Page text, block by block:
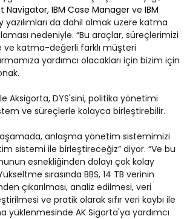
Navigator, IBM Case Managerve IBM
yazılımları da dahil olmak üzere katma
nedeniyle. “Bu araçlar, süreçlerimizi
katma-değerli farklı müşteri
yardımcı olacakları için bizim için
Aksigorta, DYS'sini, politika yönetimi
ve süreçlerle kolayca birleştirebilir.
aşamada, anlaşma yönetim sistemimizi
sistemi ile birleştireceğiz” diyor. “Ve bu
esnekliğinden dolayı çok kolay
sırasında BBS, 14 TB verinin
çıkarılması, analiz edilmesi, veri
ve pratik olarak sıfır veri kaybı ile
yüklenmesinde AK Sigorta'ya yardımcı